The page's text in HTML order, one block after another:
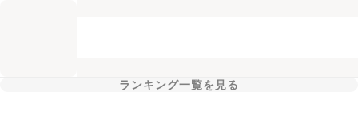
ランキング一覧を見る